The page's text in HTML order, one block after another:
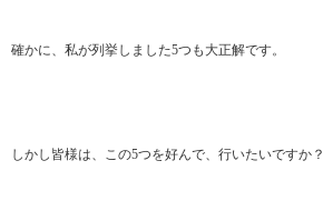
確かに、私が列挙しました5つも大正解です。
しかし皆様は、この5つを好んで、行いたいですか？